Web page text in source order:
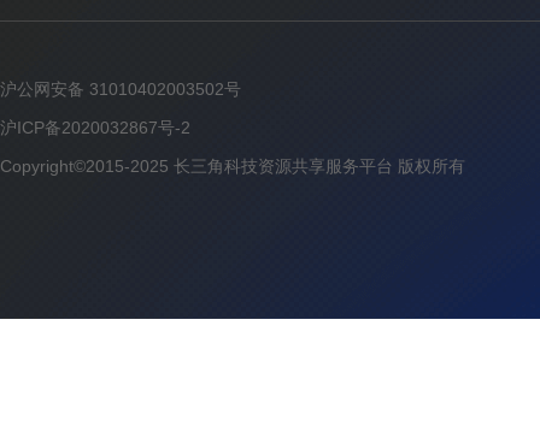
沪公网安备 31010402003502号
沪ICP备2020032867号-2
Copyright©2015-2025 长三角科技资源共享服务平台 版权所有